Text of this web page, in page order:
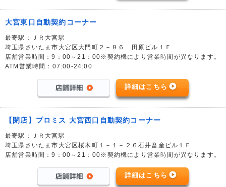
大宮東口自動契約コーナー
最寄駅：ＪＲ大宮駅
埼玉県さいたま市大宮区大門町２－８６ 田原ビル１Ｆ
店舗営業時間：9：00～21：00※契約機により営業時間が異なります。
ATM営業時間：07:00-24:00
詳細はこちら
【閉店】プロミス 大宮西口自動契約コーナー
最寄駅：ＪＲ大宮駅
埼玉県さいたま市大宮区桜木町１－１－２６石井畜産ビル１Ｆ
店舗営業時間：9：00～21：00※契約機により営業時間が異なります。
詳細はこちら